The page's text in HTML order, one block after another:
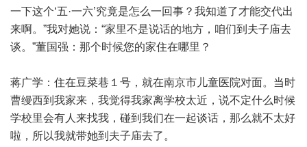
一下这个‘五·一六’究竟是怎么一回事？我知道了才能交代出
来啊。”我对她说：“家里不是说话的地方，咱们到夫子庙去
谈。”董国强：那个时候您的家住在哪里？
蒋广学：住在豆菜巷１号，就在南京市儿童医院对面。当时
曹缦西到我家来，我觉得我家离学校太近，说不定什么时候
学校里会有人来找我，碰到我们在一起谈话，那么就不太好
啦，所以我就带她到夫子庙去了。